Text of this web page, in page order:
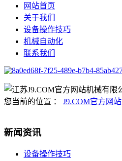
网站首页
关于我们
设备操作技巧
机械自动化
联系我们
您当前的位置 ： J9.COM官方网站
新闻资讯
设备操作技巧